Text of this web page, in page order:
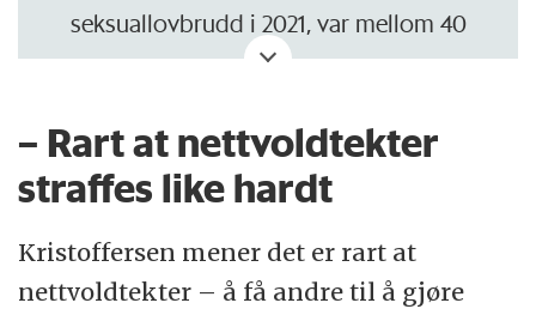
seksuallovbrudd i 2021, var mellom 40
og 50 år.
Nesten like mange var i 30-årene.
Bare to prosent er kvinner. I fjor var 13
innsatte for seksuallovbrudd kvinner,
– Rart at nettvoldtekter
straffes like hardt
Kristoffersen mener det er rart at
nettvoldtekter – å få andre til å gjøre